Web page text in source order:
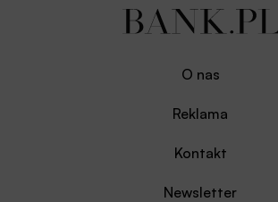
O nas
Reklama
Kontakt
Newsletter